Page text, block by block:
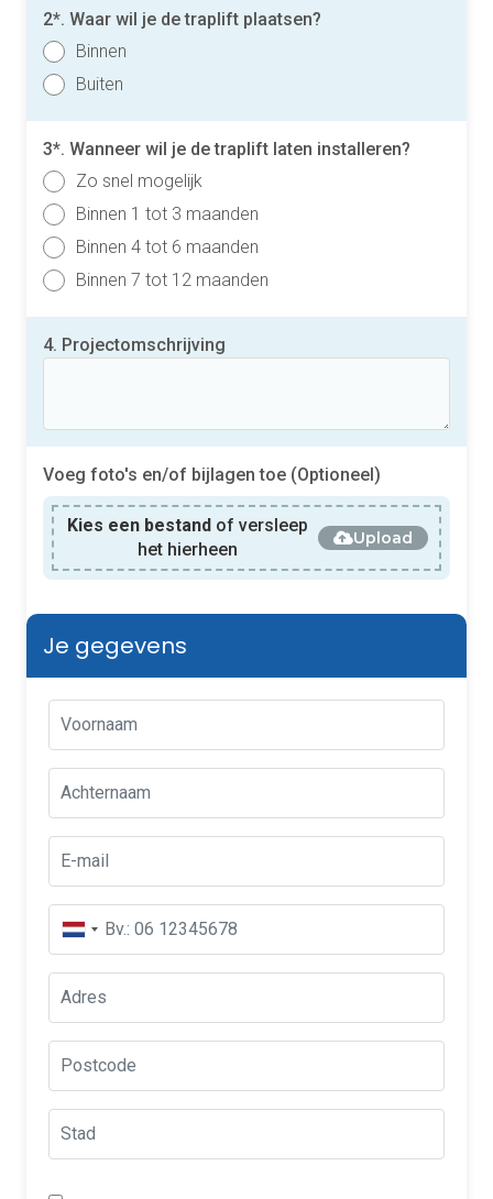
2*. Waar wil je de traplift plaatsen?
Binnen
Buiten
3*. Wanneer wil je de traplift laten installeren?
Zo snel mogelijk
Binnen 1 tot 3 maanden
Binnen 4 tot 6 maanden
Binnen 7 tot 12 maanden
4. Projectomschrijving
Voeg foto's en/of bijlagen toe (Optioneel)
Kies een bestand of versleep
het hierheen
Upload
Je gegevens